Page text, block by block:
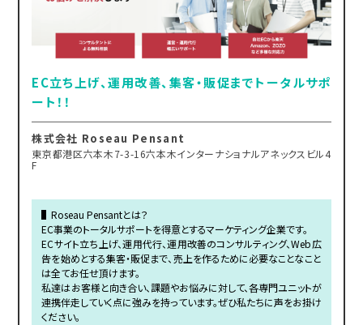
EC立ち上げ、運用改善、集客・販促までトータルサポ
ート！！
株式会社 Roseau Pensant
東京都港区六本木7-3-16六本木インターナショナルアネックスビル4
F
▌Roseau Pensantとは？
EC事業のトータルサポートを得意とするマーケティング企業です。
ECサイト立ち上げ、運用代行、運用改善のコンサルティング、Web広
告を始めとする集客・販促まで、売上を作るために必要なことなこと
は全てお任せ頂けます。
私達はお客様と向き合い、課題やお悩みに対して、各専門ユニットが
連携伴走していく点に強みを持っています。ぜひ私たちに声をお掛け
ください。